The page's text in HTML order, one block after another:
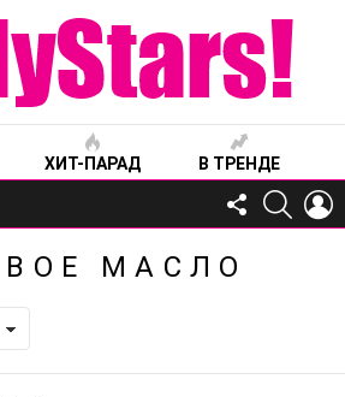
ХИТ-ПАРАД В ТРЕНДЕ
FOLLOW
US
МАСЛО